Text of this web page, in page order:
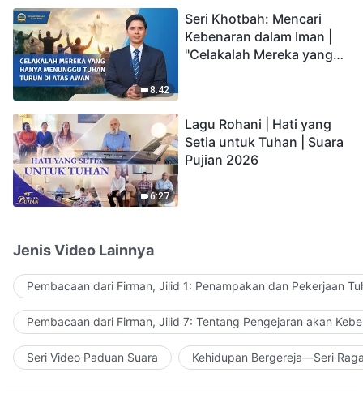
8:42
Seri Khotbah: Mencari
Kebenaran dalam Iman |
"Celakalah Mereka yang
6:27
Lagu Rohani | Hati yang
Setia untuk Tuhan | Suara
Pujian 2026
Jenis Video Lainnya
Pembacaan dari Firman, Jilid 1: Penampakan dan Pekerjaan
Pembacaan dari Firman, Jilid 7: Tentang Pengejaran akan
Seri Video Paduan Suara Kehidupan Bergereja—Seri